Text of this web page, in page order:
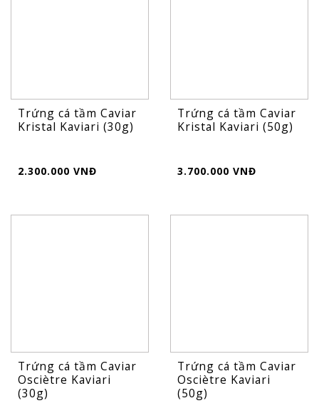
Trứng cá tầm Caviar
Kristal Kaviari (30g)
2.300.000 VNĐ
Trứng cá tầm Caviar
Kristal Kaviari (50g)
3.700.000 VNĐ
Trứng cá tầm Caviar
Osciètre Kaviari
(30g)
Trứng cá tầm Caviar
Osciètre Kaviari
(50g)